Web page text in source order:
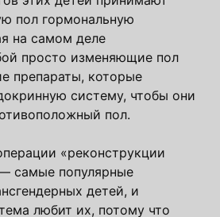
пол гормональную
на самом деле
просто изменяющие пол
препараты, которые
систему, чтобы они
пол.
«реконструкции
самые популярные
детей, и
любит их, потому что